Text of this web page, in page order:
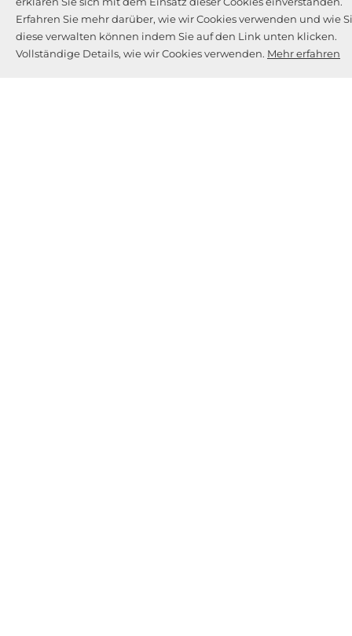
Erfahren Sie mehr darüber, wie wir Cookies verwenden und wie
diese verwalten können indem Sie auf den Link unten klicken.
Vollständige Details, wie wir Cookies verwenden. Mehr erfahren